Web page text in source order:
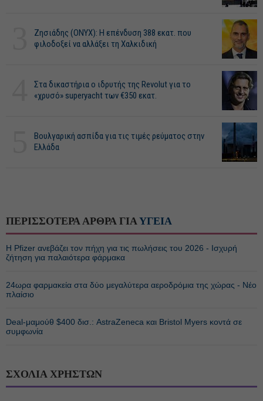
Ζησιάδης (ONYX): Η επένδυση 388 εκατ. που
φιλοδοξεί να αλλάξει τη Χαλκιδική
Στα δικαστήρια ο ιδρυτής της Revolut για το
«χρυσό» superyacht των €350 εκατ.
Βουλγαρική ασπίδα για τις τιμές ρεύματος στην
Ελλάδα
ΠΕΡΙΣΣΟΤΕΡΑ ΑΡΘΡΑ ΓΙΑΥΓΕΙΑ
Η Pfizer ανεβάζει τον πήχη για τις πωλήσεις του 2026 - Ισχυρή
ζήτηση για παλαιότερα φάρμακα
24ωρα φαρμακεία στα δύο μεγαλύτερα αεροδρόμια της χώρας - Νέο
πλαίσιο
Deal-μαμούθ $400 δισ.: AstraZeneca και Bristol Myers κοντά σε
συμφωνία
ΣΧΟΛΙΑ ΧΡΗΣΤΩΝ